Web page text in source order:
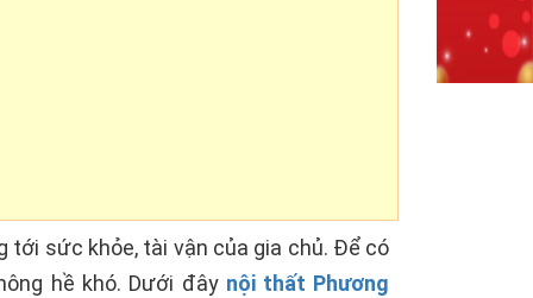
tới sức khỏe, tài vận của gia chủ. Để có
hề khó. Dưới đây nội thất Phương